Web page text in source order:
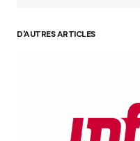
D'AUTRES ARTICLES